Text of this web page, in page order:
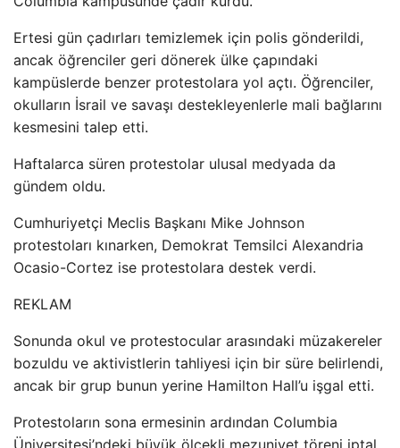
Ertesi gün çadırları temizlemek için polis gönderildi,
ancak öğrenciler geri dönerek ülke çapındaki
kampüslerde benzer protestolara yol açtı. Öğrenciler,
okulların İsrail ve savaşı destekleyenlerle mali bağlarını
kesmesini talep etti.
Haftalarca süren protestolar ulusal medyada da
gündem oldu.
Cumhuriyetçi Meclis Başkanı Mike Johnson
protestoları kınarken, Demokrat Temsilci Alexandria
Ocasio-Cortez ise protestolara destek verdi.
REKLAM
Sonunda okul ve protestocular arasındaki müzakereler
bozuldu ve aktivistlerin tahliyesi için bir süre belirlendi,
ancak bir grup bunun yerine Hamilton Hall’u işgal etti.
Protestoların sona ermesinin ardından Columbia
Üniversitesi’ndeki büyük ölçekli mezuniyet töreni iptal